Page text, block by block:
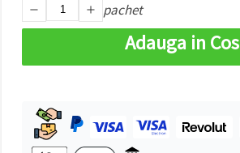
pachet
Adauga in Cos